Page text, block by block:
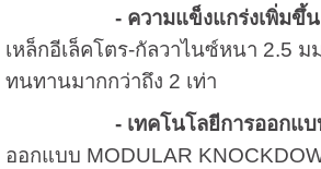
- ความแข็งแกร่งเพิ่มขึ้น
เหล็กอีเล็คโตร-กัลวาไนซ์หนา 2.5 ม
ทนทานมากกว่าถึง 2 เท่า
- เทคโนโลยีการออกแ
ออกแบบ MODULAR